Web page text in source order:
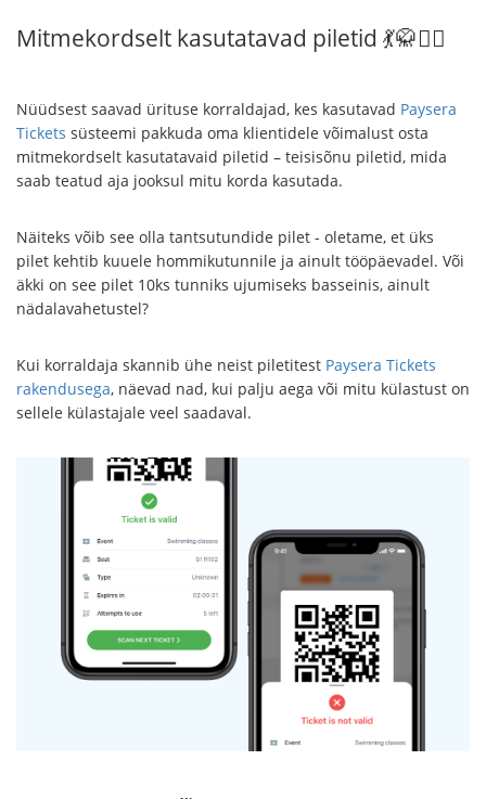
Mitmekordselt kasutatavad piletid 💃🥋🏊‍♀️
Nüüdsest saavad ürituse korraldajad, kes kasutavad Paysera
Tickets süsteemi pakkuda oma klientidele võimalust osta
mitmekordselt kasutatavaid piletid – teisisõnu piletid, mida
saab teatud aja jooksul mitu korda kasutada.
Näiteks võib see olla tantsutundide pilet - oletame, et üks
pilet kehtib kuuele hommikutunnile ja ainult tööpäevadel. Või
äkki on see pilet 10ks tunniks ujumiseks basseinis, ainult
nädalavahetustel?
Kui korraldaja skannib ühe neist piletitest Paysera Tickets
rakendusega, näevad nad, kui palju aega või mitu külastust on
sellele külastajale veel saadaval.